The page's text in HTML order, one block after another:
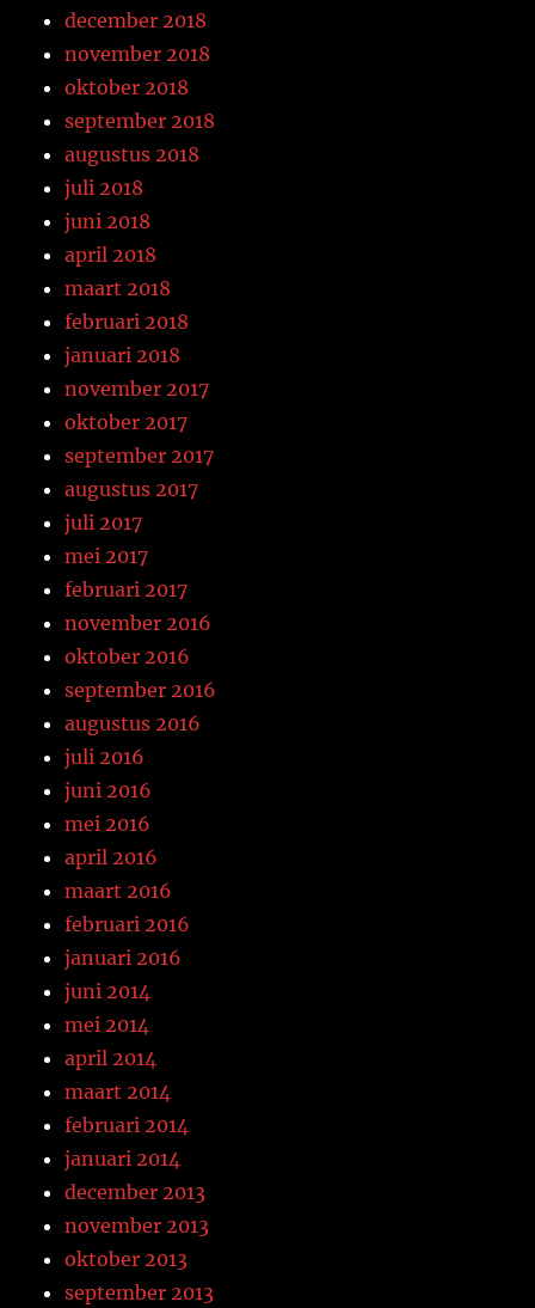
december 2018
november 2018
oktober 2018
september 2018
augustus 2018
juli 2018
juni 2018
april 2018
maart 2018
februari 2018
januari 2018
november 2017
oktober 2017
september 2017
augustus 2017
juli 2017
mei 2017
februari 2017
november 2016
oktober 2016
september 2016
augustus 2016
juli 2016
juni 2016
mei 2016
april 2016
maart 2016
februari 2016
januari 2016
juni 2014
mei 2014
april 2014
maart 2014
februari 2014
januari 2014
december 2013
november 2013
oktober 2013
september 2013